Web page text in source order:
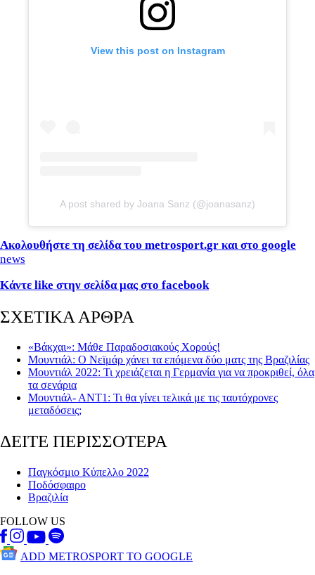
View this post on Instagram
A post shared by Joana Sanz (@joanasanz)
Ακολουθήστε τη σελίδα του metrosport.gr και στο google
news
Κάντε like στην σελίδα μας στο facebook
ΣΧΕΤΙΚΑ ΑΡΘΡΑ
«Βάκχαι»: Μάθε Παραδοσιακούς Χορούς!
Μουντιάλ: Ο Νεϊμάρ χάνει τα επόμενα δύο ματς της Βραζιλίας
Μουντιάλ 2022: Τι χρειάζεται η Γερμανία για να προκριθεί, όλα
τα σενάρια
Μουντιάλ- ΑΝΤ1: Τι θα γίνει τελικά με τις ταυτόχρονες
μεταδόσεις;
ΔΕΙΤΕ ΠΕΡΙΣΣΟΤΕΡΑ
Παγκόσμιο Κύπελλο 2022
Ποδόσφαιρο
Βραζιλία
FOLLOW US
ADD METROSPORT TO GOOGLE